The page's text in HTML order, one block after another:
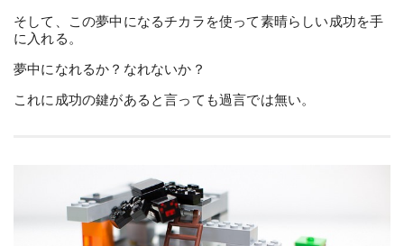
そして、この夢中になるチカラを使って素晴らしい成功を手
に入れる。
夢中になれるか？なれないか？
これに成功の鍵があると言っても過言では無い。